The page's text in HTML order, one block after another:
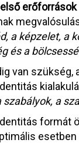
erőforrások
a képzelet, a
és a
van szükség,
a